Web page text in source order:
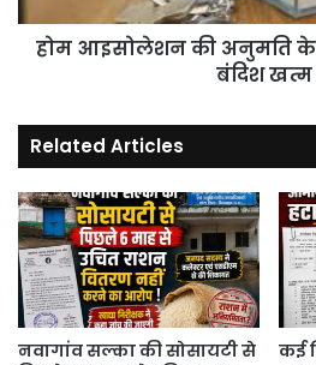
की
बंदिशहोम आइसोलेशन की अनुमति के
बंदिश खत्म
Related Articles
नवागांव सल्का की सोसायटी से
कई